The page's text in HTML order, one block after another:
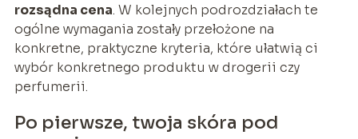
rozsądna cena. W kolejnych podrozdziałach te
ogólne wymagania zostały przełożone na
konkretne, praktyczne kryteria, które ułatwią ci
wybór konkretnego produktu w drogerii czy
perfumerii.
Po pierwsze, twoja skóra pod